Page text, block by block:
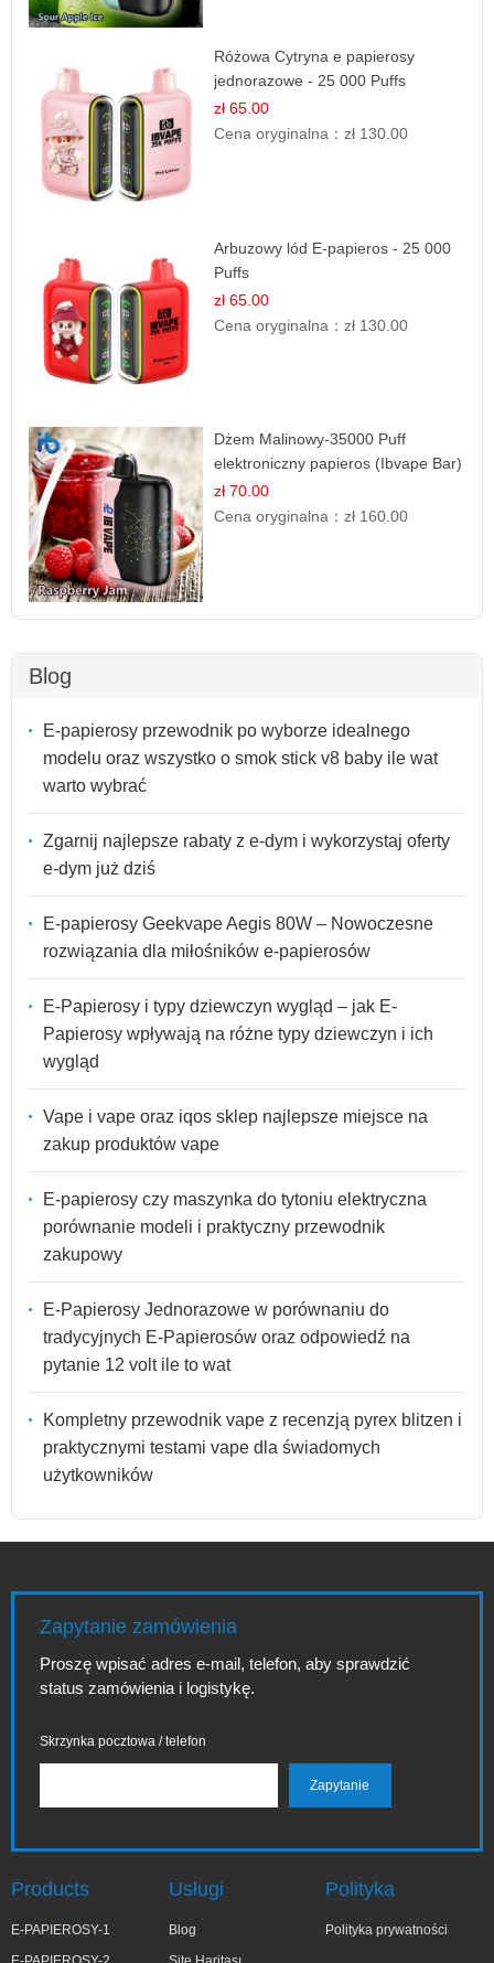
Różowa Cytryna e papierosy
jednorazowe - 25 000 Puffs
zł 65.00
Cena oryginalna：zł 130.00
Arbuzowy lód E-papieros - 25 000
Puffs
zł 65.00
Cena oryginalna：zł 130.00
Dżem Malinowy-35000 Puff
elektroniczny papieros (Ibvape Bar)
zł 70.00
Cena oryginalna：zł 160.00
Blog
E-papierosy przewodnik po wyborze idealnego
modelu oraz wszystko o smok stick v8 baby ile wat
warto wybrać
Zgarnij najlepsze rabaty z e-dym i wykorzystaj oferty
e-dym już dziś
E-papierosy Geekvape Aegis 80W – Nowoczesne
rozwiązania dla miłośników e-papierosów
E-Papierosy i typy dziewczyn wygląd – jak E-
Papierosy wpływają na różne typy dziewczyn i ich
wygląd
Vape i vape oraz iqos sklep najlepsze miejsce na
zakup produktów vape
E-papierosy czy maszynka do tytoniu elektryczna
porównanie modeli i praktyczny przewodnik
zakupowy
E-Papierosy Jednorazowe w porównaniu do
tradycyjnych E-Papierosów oraz odpowiedź na
pytanie 12 volt ile to wat
Kompletny przewodnik vape z recenzją pyrex blitzen i
praktycznymi testami vape dla świadomych
użytkowników
Zapytanie zamówienia
Proszę wpisać adres e-mail, telefon, aby sprawdzić
status zamówienia i logistykę.
Skrzynka pocztowa / telefon
Products
E-PAPIEROSY-1
Usługi
Blog
Polityka
Polityka prywatności